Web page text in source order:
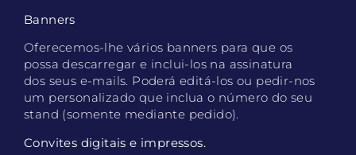
Banners
Oferecemos-lhe vários banners para que os
possa descarregar e inclui-los na assinatura
dos seus e-mails. Poderá editá-los ou pedir-nos
um personalizado que inclua o número do seu
stand (somente mediante pedido).
Convites digitais e impressos.